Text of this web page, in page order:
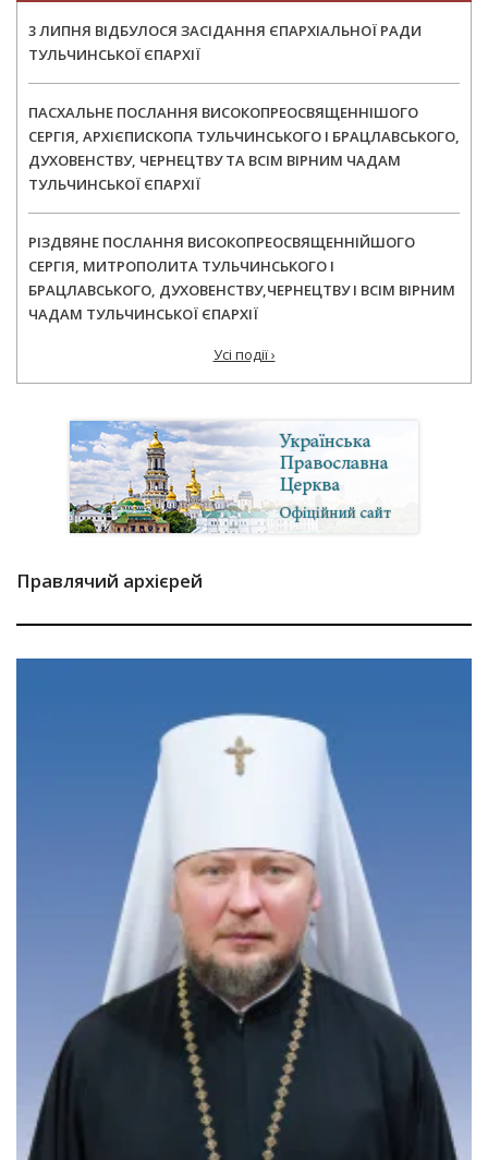
3 ЛИПНЯ ВІДБУЛОСЯ ЗАСІДАННЯ ЄПАРХІАЛЬНОЇ РАДИ
ТУЛЬЧИНСЬКОЇ ЄПАРХІЇ
ПАСХАЛЬНЕ ПОСЛАННЯ ВИСОКОПРЕОСВЯЩЕННІШОГО
СЕРГІЯ, АРХІЄПИСКОПА ТУЛЬЧИНСЬКОГО І БРАЦЛАВСЬКОГО,
ДУХОВЕНСТВУ, ЧЕРНЕЦТВУ ТА ВСІМ ВІРНИМ ЧАДАМ
ТУЛЬЧИНСЬКОЇ ЄПАРХІЇ
РІЗДВЯНЕ ПОСЛАННЯ ВИСОКОПРЕОСВЯЩЕННІЙШОГО
СЕРГІЯ, МИТРОПОЛИТА ТУЛЬЧИНСЬКОГО І
БРАЦЛАВСЬКОГО, ДУХОВЕНСТВУ,ЧЕРНЕЦТВУ І ВСІМ ВІРНИМ
ЧАДАМ ТУЛЬЧИНСЬКОЇ ЄПАРХІЇ
Усі події ›
Правлячий архієрей